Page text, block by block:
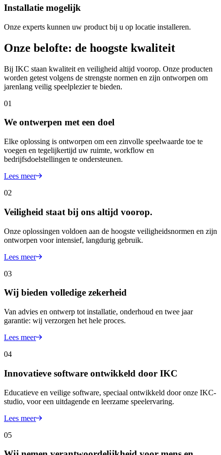
Installatie mogelijk
Onze experts kunnen uw product bij u op locatie installeren.
Onze belofte: de hoogste kwaliteit
Bij IKC staan kwaliteit en veiligheid altijd voorop. Onze producten
worden getest volgens de strengste normen en zijn ontworpen om
jarenlang veilig speelplezier te bieden.
01
We ontwerpen met een doel
Elke oplossing is ontworpen om een zinvolle speelwaarde toe te
voegen en tegelijkertijd uw ruimte, workflow en
bedrijfsdoelstellingen te ondersteunen.
Lees meer
02
Veiligheid staat bij ons altijd voorop.
Onze oplossingen voldoen aan de hoogste veiligheidsnormen en zijn
ontworpen voor intensief, langdurig gebruik.
Lees meer
03
Wij bieden volledige zekerheid
Van advies en ontwerp tot installatie, onderhoud en twee jaar
garantie: wij verzorgen het hele proces.
Lees meer
04
Innovatieve software ontwikkeld door IKC
Educatieve en veilige software, speciaal ontwikkeld door onze IKC-
studio, voor een uitdagende en leerzame speelervaring.
Lees meer
05